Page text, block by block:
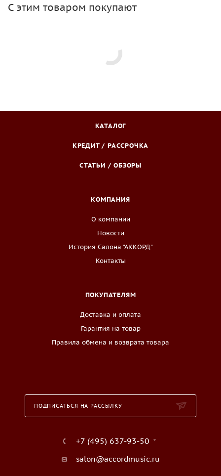
С этим товаром покупают
КАТАЛОГ
КРЕДИТ / РАССРОЧКА
СТАТЬИ / ОБЗОРЫ
КОМПАНИЯ
О компании
Новости
История Салона "АККОРД"
Контакты
ПОКУПАТЕЛЯМ
Доставка и оплата
Гарантия на товар
Правила обмена и возврата товара
ПОДПИСАТЬСЯ НА РАССЫЛКУ
+7 (495) 637-93-50
salon@accordmusic.ru